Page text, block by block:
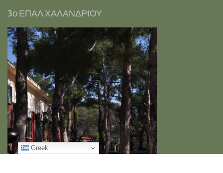
3ο ΕΠΑΛ ΧΑΛΑΝΔΡΙΟΥ
Greek